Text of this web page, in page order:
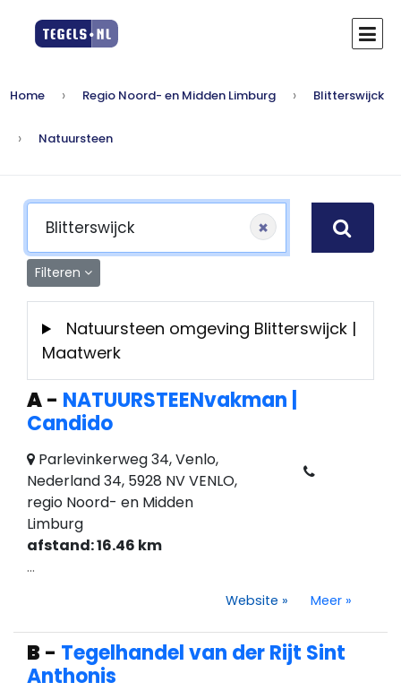
Home Regio Noord- en Midden Limburg Blitterswijck
Natuursteen
×
Filteren
Natuursteen omgeving Blitterswijck |
Maatwerk
A- NATUURSTEENvakman |
Candido
Parlevinkerweg 34, Venlo,
Nederland 34, 5928 NV VENLO,
regio Noord- en Midden
Limburg
afstand: 16.46 km
...
Website » Meer »
B - Tegelhandel van der Rijt Sint
Anthonis